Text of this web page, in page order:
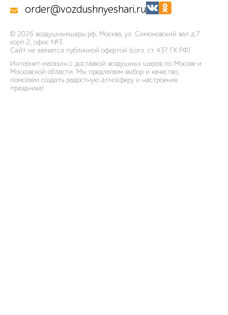
order@vozdushnyeshari.ru
© 2026 воздушныешары.рф, Москва, ул. Симоновский вал д.7
корп.2, офис №3
Сайт не является публичной офертой (согл. ст 437 ГК РФ).
Интернет-магазин с доставкой воздушных шаров по Москве и
Московской области. Мы предлагаем выбор и качество,
помогаем создать радостную атмосферу и настроение
праздника!